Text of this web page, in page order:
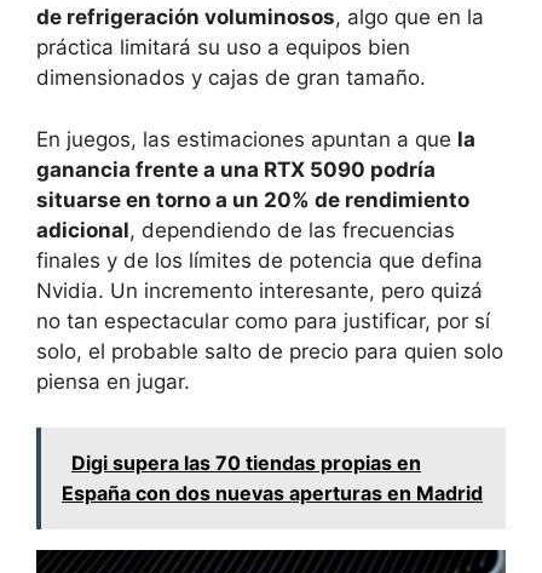
de refrigeración voluminosos, algo que en la
práctica limitará su uso a equipos bien
dimensionados y cajas de gran tamaño.
En juegos, las estimaciones apuntan a que la
ganancia frente a una RTX 5090 podría
situarse en torno a un 20% de rendimiento
adicional, dependiendo de las frecuencias
finales y de los límites de potencia que defina
Nvidia. Un incremento interesante, pero quizá
no tan espectacular como para justificar, por sí
solo, el probable salto de precio para quien solo
piensa en jugar.
Digi supera las 70 tiendas propias en
España con dos nuevas aperturas en Madrid